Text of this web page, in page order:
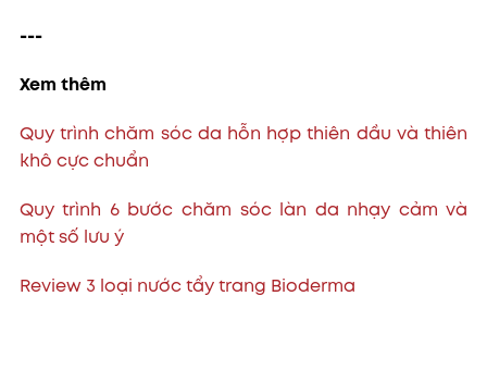
---
Xem thêm
Quy trình chăm sóc da hỗn hợp thiên dầu và thiên
khô cực chuẩn
Quy trình 6 bước chăm sóc làn da nhạy cảm và
một số lưu ý
Review 3 loại nước tẩy trang Bioderma